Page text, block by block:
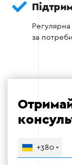
Етап 3:
за
+380